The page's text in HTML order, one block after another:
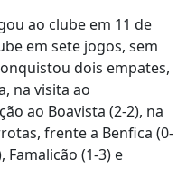
ao clube em 11 de
em sete jogos, sem
dois empates,
na visita ao
ao Boavista (2-2), na
frente a Benfica (0-
Famalicão (1-3) e